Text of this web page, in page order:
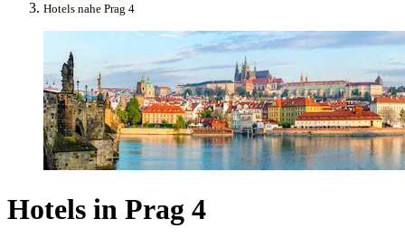
Hotels nahe Prag 4
Hotels in Prag 4